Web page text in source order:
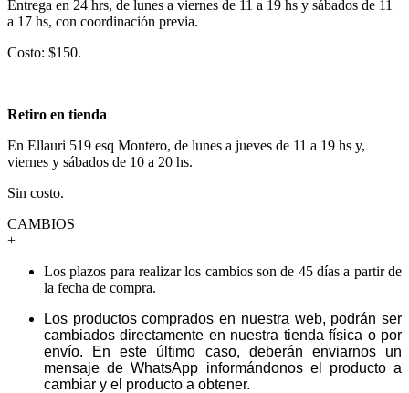
Entrega en 24 hrs, de lunes a viernes de 11 a 19 hs y sábados de 11
a 17 hs, con coordinación previa.
Costo: $150.
Retiro en tienda
En Ellauri 519 esq Montero, de lunes a jueves de 11 a 19 hs y,
viernes y sábados de 10 a 20 hs.
Sin costo.
CAMBIOS
+
Los plazos para realizar los cambios son de 45 días a partir de
la fecha de compra.
Los productos comprados en nuestra web, podrán ser
cambiados directamente en nuestra tienda física o por
envío. En este último caso, deberán enviarnos un
mensaje de WhatsApp informándonos el producto a
cambiar y el producto a obtener.